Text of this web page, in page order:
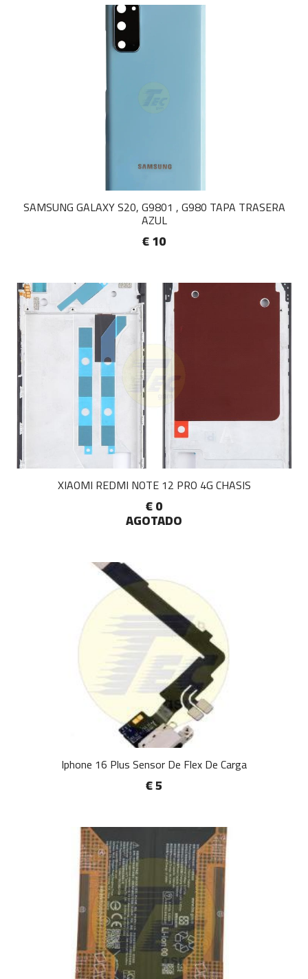
SAMSUNG GALAXY S20, G9801 , G980 TAPA TRASERA
AZUL
€ 10
XIAOMI REDMI NOTE 12 PRO 4G CHASIS
€ 0
AGOTADO
Iphone 16 Plus Sensor De Flex De Carga
€ 5